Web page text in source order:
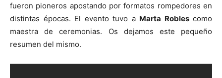
fueron pioneros apostando por formatos rompedores en
distintas épocas. El evento tuvo a Marta Roblescomo
maestra de ceremonias. Os dejamos este pequeño
resumen del mismo.